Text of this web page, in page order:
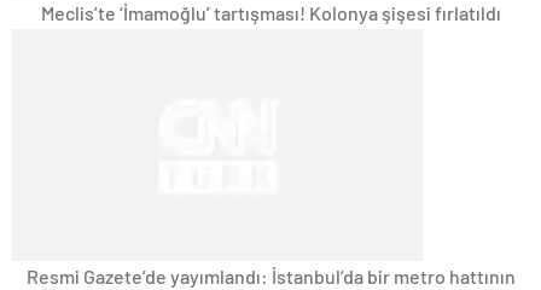
Meclis’te ‘İmamoğlu’ tartışması! Kolonya şişesi fırlatıldı
Resmi Gazete’de yayımlandı: İstanbul’da bir metro hattının